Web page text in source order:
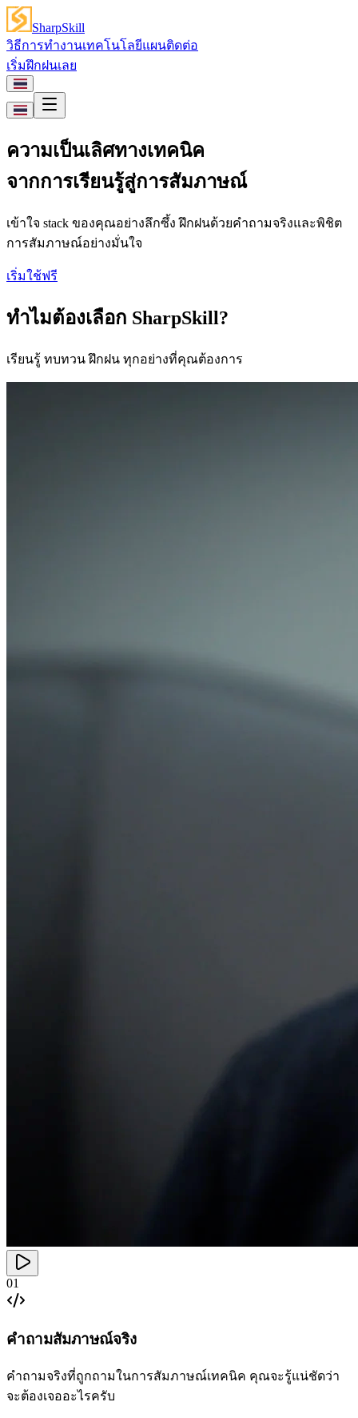
SharpSkill
วิธีการทำงานเทคโนโลยีแผนติดต่อ
เริ่มฝึกฝนเลย
ความเป็นเลิศทางเทคนิค
จากการเรียนรู้สู่การสัมภาษณ์
เข้าใจ stack ของคุณอย่างลึกซึ้ง ฝึกฝนด้วยคำถามจริงและพิชิต
การสัมภาษณ์อย่างมั่นใจ
เริ่มใช้ฟรี
ทำไมต้องเลือก SharpSkill?
เรียนรู้ ทบทวน ฝึกฝน ทุกอย่างที่คุณต้องการ
01
คำถามสัมภาษณ์จริง
คำถามจริงที่ถูกถามในการสัมภาษณ์เทคนิค คุณจะรู้แน่ชัดว่า
จะต้องเจออะไรครับ